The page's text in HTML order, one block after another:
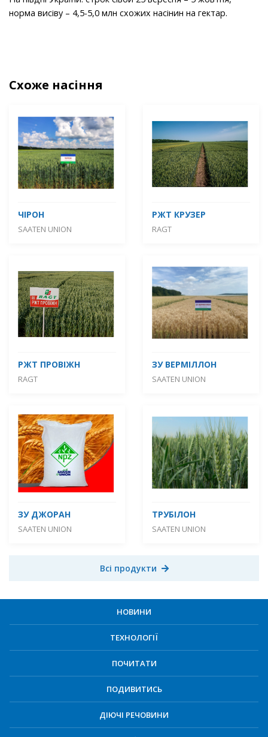
норма висіву – 4,5-5,0 млн схожих насінин на гектар.
Схоже насіння
ЧІРОН
SAATEN UNION
РЖТ КРУЗЕР
RAGT
РЖТ ПРОВІЖН
RAGT
ЗУ ВЕРМІЛЛОН
SAATEN UNION
ЗУ ДЖОРАН
SAATEN UNION
ТРУБІЛОН
SAATEN UNION
Всі продукти
НОВИНИ
ТЕХНОЛОГІЇ
ПОЧИТАТИ
ПОДИВИТИСЬ
ДІЮЧІ РЕЧОВИНИ